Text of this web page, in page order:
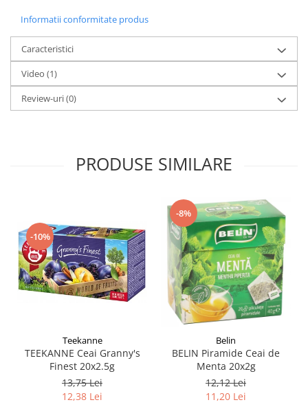
Informatii conformitate produs
Caracteristici
Video (1)
Review-uri(0)
PRODUSE SIMILARE
-10%
Teekanne
TEEKANNE Ceai Granny's
Finest 20x2.5g
13,75 Lei
12,38 Lei
-8%
Belin
BELIN Piramide Ceai de
Menta 20x2g
12,12 Lei
11,20 Lei